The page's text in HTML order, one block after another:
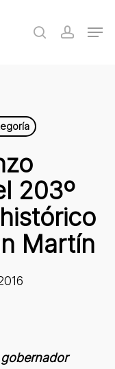
search
203º
Martín